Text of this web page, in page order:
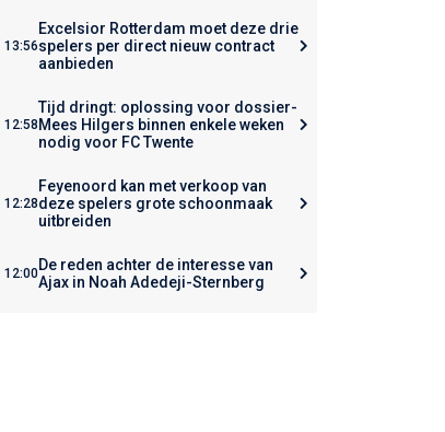
13:56
Excelsior Rotterdam moet deze drie
spelers per direct nieuw contract
aanbieden
12:58
Tijd dringt: oplossing voor dossier-
Mees Hilgers binnen enkele weken
nodig voor FC Twente
12:28
Feyenoord kan met verkoop van
deze spelers grote schoonmaak
uitbreiden
12:00De reden achter de interesse van
Ajax in Noah Adedeji-Sternberg